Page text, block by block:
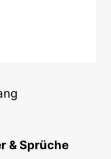
& Sprüche